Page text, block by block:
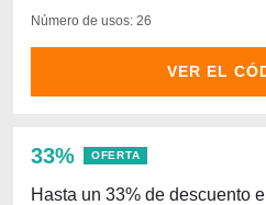
Número de usos: 26
VER EL
33% OFERTA
Hasta un 33% de descuento